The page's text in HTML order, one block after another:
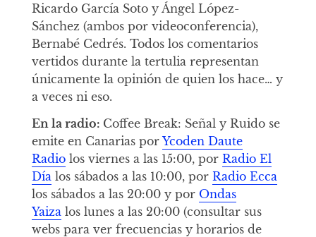
Ricardo García Soto y Ángel López-
Sánchez (ambos por videoconferencia),
Bernabé Cedrés. Todos los comentarios
vertidos durante la tertulia representan
únicamente la opinión de quien los hace… y
a veces ni eso.
En la radio: Coffee Break: Señal y Ruido se
emite en Canarias por Ycoden Daute
Radiolos viernes a las 15:00, por Radio El
Día los sábados a las 10:00, por Radio Ecca
los sábados a las 20:00 y por Ondas
Yaiza los lunes a las 20:00 (consultar sus
webs para ver frecuencias y horarios de